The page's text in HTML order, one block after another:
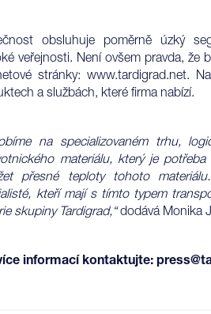
obsluhuje poměrně úzký
veřejnosti. Není ovšem pravda, že
stránky:www.tardigrad.net.
a službách, které firma nabízí.
na specializovaném trhu,
materiálu, který je
přesné teploty tohoto
kteří mají s tímto typem
skupiny Tardigrad,“dodává Monika
informací kontaktujte: